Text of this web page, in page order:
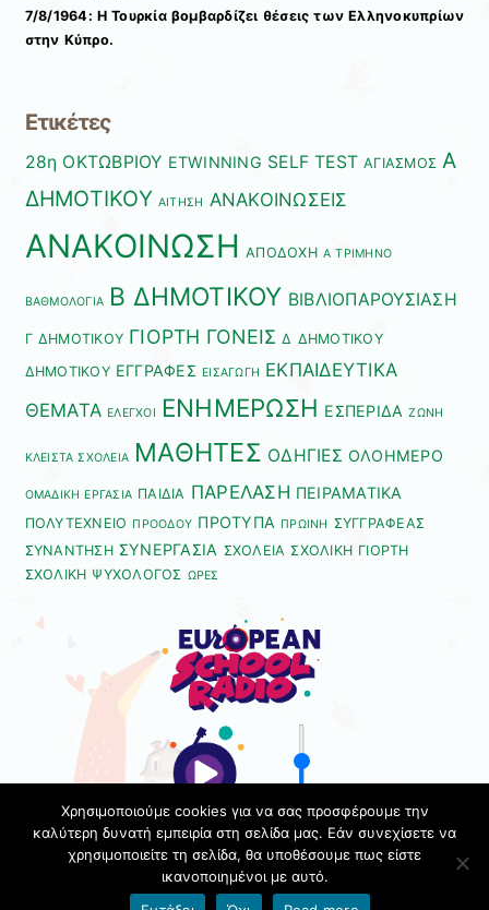
7/8/1964: Η Τουρκία βομβαρδίζει θέσεις των Ελληνοκυπρίων
στην Κύπρο.
Ετικέτες
28η ΟΚΤΩΒΡΙΟΥ ETWINNING SELF TEST ΑΓΙΑΣΜΟΣ Α
ΔΗΜΟΤΙΚΟΥ ΑΙΤΗΣΗ ΑΝΑΚΟΙΝΩΣΕΙΣ
ΑΝΑΚΟΙΝΩΣΗ ΑΠΟΔΟΧΗ Α ΤΡΙΜΗΝΟ
ΒΑΘΜΟΛΟΓΙΑ Β ΔΗΜΟΤΙΚΟΥ ΒΙΒΛΙΟΠΑΡΟΥΣΙΑΣΗ
Γ ΔΗΜΟΤΙΚΟΥ ΓΙΟΡΤΗ ΓΟΝΕΙΣ Δ ΔΗΜΟΤΙΚΟΥ
ΔΗΜΟΤΙΚΟΥ ΕΓΓΡΑΦΕΣ ΕΙΣΑΓΩΓΗ ΕΚΠΑΙΔΕΥΤΙΚΑ
ΘΕΜΑΤΑ ΕΛΕΓΧΟΙ ΕΝΗΜΕΡΩΣΗ ΕΣΠΕΡΙΔΑ ΖΩΝΗ
ΚΛΕΙΣΤΑ ΣΧΟΛΕΙΑ ΜΑΘΗΤΕΣ ΟΔΗΓΙΕΣ ΟΛΟΗΜΕΡΟ
ΟΜΑΔΙΚΗ ΕΡΓΑΣΙΑ ΠΑΙΔΙΑ ΠΑΡΕΛΑΣΗ ΠΕΙΡΑΜΑΤΙΚΑ
ΠΟΛΥΤΕΧΝΕΙΟ ΠΡΟΟΔΟΥ ΠΡΟΤΥΠΑ ΠΡΩΙΝΗ ΣΥΓΓΡΑΦΕΑΣ
ΣΥΝΑΝΤΗΣΗ ΣΥΝΕΡΓΑΣΙΑ ΣΧΟΛΕΙΑ ΣΧΟΛΙΚΗ ΓΙΟΡΤΗ
ΣΧΟΛΙΚΗ ΨΥΧΟΛΟΓΟΣ ΩΡΕΣ
Χρησιμοποιούμε cookies για να σας προσφέρουμε την
καλύτερη δυνατή εμπειρία στη σελίδα μας. Εάν συνεχίσετε να
χρησιμοποιείτε τη σελίδα, θα υποθέσουμε πως είστε
ικανοποιημένοι με αυτό.